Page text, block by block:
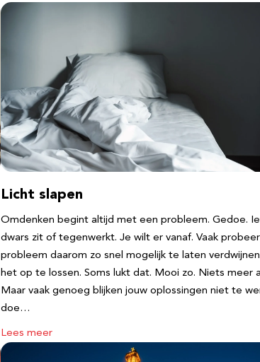
Licht slapen
Omdenken begint altijd met een probleem. Gedoe.
dwars zit of tegenwerkt. Je wilt er vanaf. Vaak
probleem daarom zo snel mogelijk te laten
het op te lossen. Soms lukt dat. Mooi zo. Niets meer
Maar vaak genoeg blijken jouw oplossingen niet te
doe…
Lees meer